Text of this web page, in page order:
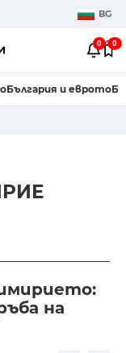
BG
0 0
България и еврото
на